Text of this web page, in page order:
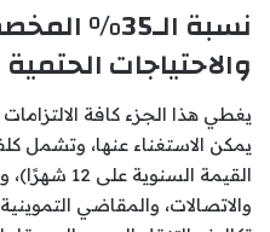
نسبة
والاحتياجات الحتمية
يغطي هذا الجزء كافة الالتزامات
يمكن الاستغناء عنها، وتشمل
القيمة
والاتصالات، والمقاضي